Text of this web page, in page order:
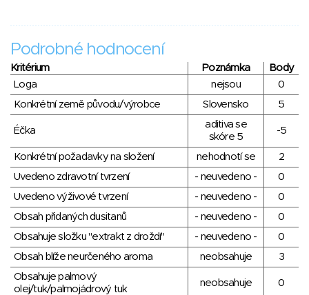
Podrobné hodnocení
Kritérium Poznámka
Body
Loga
nejsou
0
Konkrétní země původu/výrobce
Slovensko 5
Éčka
aditiva se
skóre 5
-5
Konkrétní požadavky na složení nehodnotí se
2
Uvedeno zdravotní tvrzení
- neuvedeno -
0
Uvedeno výživové tvrzení
- neuvedeno -
0
Obsah přidaných dusitanů
- neuvedeno -
0
Obsahuje složku "extrakt z droždí"
- neuvedeno -
0
Obsah blíže neurčeného aroma
neobsahuje
3
Obsahuje palmový
olej/tuk/palmojádrový tuk
neobsahuje 0